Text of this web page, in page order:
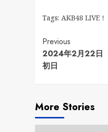
Tags: AKB48 LIVE
Continue
Reading
Previous
2024年2月22日
初日
More Stories